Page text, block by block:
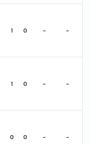
1 0 - -
1 0 - -
0 0 - -